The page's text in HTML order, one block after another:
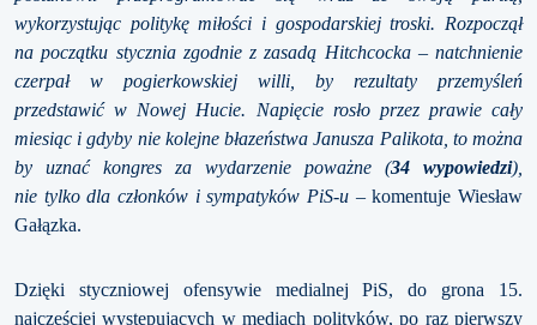
wykorzystując politykę miłości i gospodarskiej troski. Rozpoczął
na początku stycznia zgodnie z zasadą Hitchcocka – natchnienie
czerpał w pogierkowskiej willi, by rezultaty przemyśleń
przedstawić w Nowej Hucie. Napięcie rosło przez prawie cały
miesiąc i gdyby nie kolejne błazeństwa Janusza Palikota, to można
by uznać kongres za wydarzenie poważne (34 wypowiedzi),
nie tylko dla członków i sympatyków PiS-u – komentuje Wiesław
Gałązka.
Dzięki styczniowej ofensywie medialnej PiS, do grona 15.
najczęściej występujących w mediach polityków, po raz pierwszy